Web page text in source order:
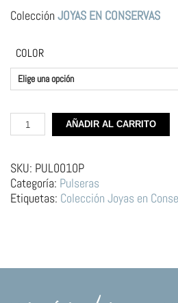
Colección JOYAS EN CONSERVAS
COLOR
Pulsera
de
–
Lata
de
Conservas
AÑADIR AL CARRITO
SKU: PUL0010P
Categoría: Pulseras
Etiquetas: Colección Joyas en